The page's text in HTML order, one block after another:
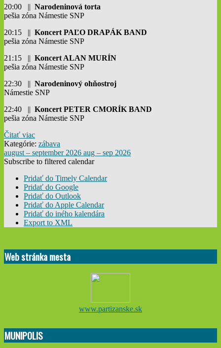
20:00 || Narodeninová torta
pešia zóna Námestie SNP
20:15 || Koncert PAĽO DRAPÁK BAND
pešia zóna Námestie SNP
21:15 || Koncert ALAN MURÍN
pešia zóna Námestie SNP
22:30 || Narodeninový ohňostroj
Námestie SNP
22:40 || Koncert PETER CMORÍK BAND
pešia zóna Námestie SNP
Čitať viac
Kategórie: zábava
august – september 2026 aug – sep 2026
Subscribe to filtered calendar
Pridať do Timely Calendar
Pridať do Google
Pridať do Outlook
Pridať do Apple Calendar
Pridať do iného kalendára
Export to XML
08-
19
Web stránka mesta
www.partizanske.sk
MUNIPOLIS